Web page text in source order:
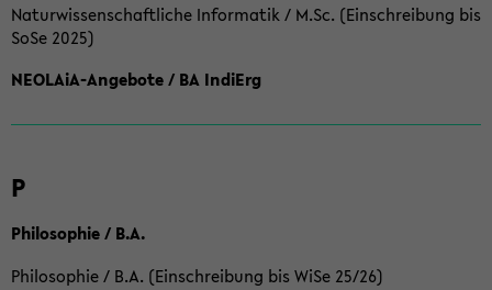
Naturwissenschaftliche Informatik / M.Sc. (Einschreibung bis
SoSe 2025)
NEOLAiA-Angebote / BA IndiErg
P
Philosophie / B.A.
Philosophie / B.A. (Einschreibung bis WiSe 25/26)